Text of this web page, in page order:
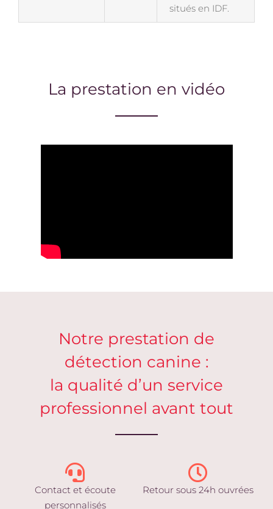
situés en IDF.
La prestation en vidéo
Notre prestation de
détection canine :
la qualité d’un service
professionnel avant tout
Contact et écoute
personnalisés
Retour sous 24h ouvrées